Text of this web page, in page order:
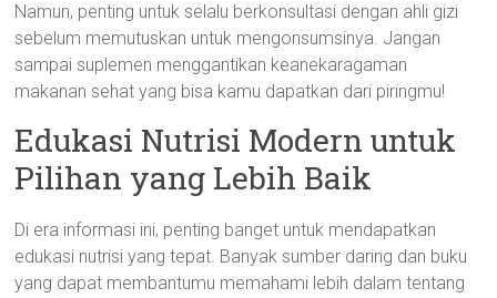
Namun, penting untuk selalu berkonsultasi dengan ahli gizi
sebelum memutuskan untuk mengonsumsinya. Jangan
sampai suplemen menggantikan keanekaragaman
makanan sehat yang bisa kamu dapatkan dari piringmu!
Edukasi Nutrisi Modern untuk
Pilihan yang Lebih Baik
Di era informasi ini, penting banget untuk mendapatkan
edukasi nutrisi yang tepat. Banyak sumber daring dan buku
yang dapat membantumu memahami lebih dalam tentang